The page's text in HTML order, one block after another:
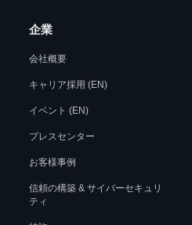
企業
会社概要
キャリア採用 (EN)
イベント (EN)
プレスセンター
お客様事例
信頼の構築 & サイバーセキュリ
ティ